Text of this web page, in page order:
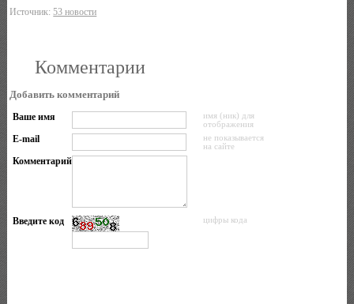
Источник:53 новости
Комментарии
Добавить комментарий
Ваше имя
имя (ник) для
отображения
E-mail
не показывается
на сайте
Комментарий
Введите код цифры кода